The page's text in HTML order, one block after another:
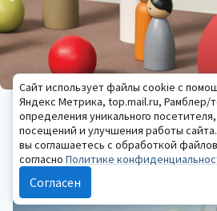
ОБУЧЕНИЕ ПСИХОЛОГИИ
Сайт использует файлы cookie с
Яндекс Метрика, top.mail.ru, Рамблер/
определения уникального
посещений и улучшения работы
вы соглашаетесь с обработкой
согласно Политике
Согласен